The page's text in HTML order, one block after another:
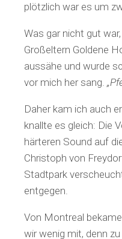
plötzlich war es um
Was gar nicht gut
Großeltern Goldene
aussähe und wurde
vor mich her sang.
Daher kam ich auch
knallte es gleich: Die
härteren Sound auf
Christoph von
Stadtpark
entgegen.
Von Montreal
wir wenig mit, denn zu